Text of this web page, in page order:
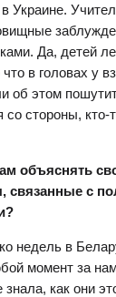
Украине.
Да, детей
в головах у
об этом
со стороны, кто-
объяснять
с
недель в
момент за
как они